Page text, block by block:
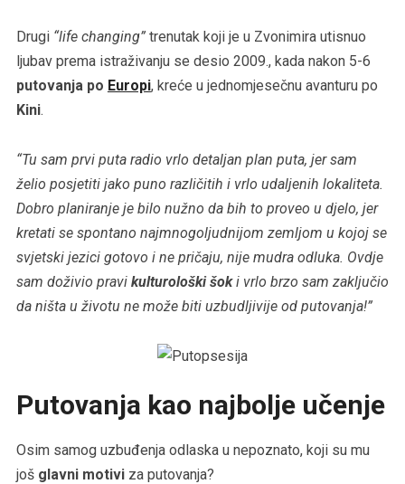
Drugi “life changing”trenutak koji je u Zvonimira utisnuo
ljubav prema istraživanju se desio 2009., kada nakon 5-6
putovanja po Europi, kreće u jednomjesečnu avanturu po
Kini.
“Tu sam prvi puta radio vrlo detaljan plan puta, jer sam
želio posjetiti jako puno različitih i vrlo udaljenih lokaliteta.
Dobro planiranje je bilo nužno da bih to proveo u djelo, jer
kretati se spontano najmnogoljudnijom zemljom u kojoj se
svjetski jezici gotovo i ne pričaju, nije mudra odluka. Ovdje
sam doživio pravi kulturološki šoki vrlo brzo sam zaključio
da ništa u životu ne može biti uzbudljivije od putovanja!”
Putovanja kao najbolje učenje
Osim samog uzbuđenja odlaska u nepoznato, koji su mu
još glavni motiviza putovanja?